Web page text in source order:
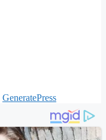
GeneratePress